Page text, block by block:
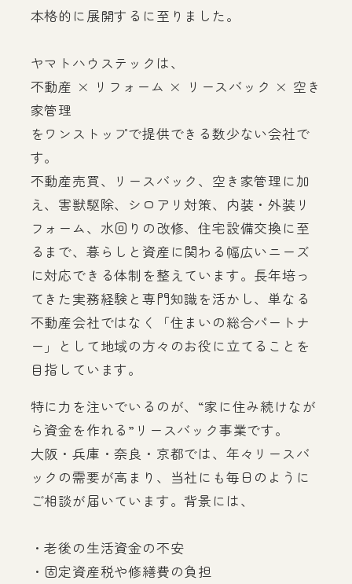
本格的に展開するに至りました。
ヤマトハウステックは、
不動産 × リフォーム × リースバック × 空き
家管理
をワンストップで提供できる数少ない会社で
す。
不動産売買、リースバック、空き家管理に加
え、害獣駆除、シロアリ対策、内装・外装リ
フォーム、水回りの改修、住宅設備交換に至
るまで、暮らしと資産に関わる幅広いニーズ
に対応できる体制を整えています。長年培っ
てきた実務経験と専門知識を活かし、単なる
不動産会社ではなく「住まいの総合パートナ
ー」として地域の方々のお役に立てることを
目指しています。
特に力を注いでいるのが、“家に住み続けなが
ら資金を作れる”リースバック事業です。
大阪・兵庫・奈良・京都では、年々リースバ
ックの需要が高まり、当社にも毎日のように
ご相談が届いています。背景には、
・老後の生活資金の不安
・固定資産税や修繕費の負担